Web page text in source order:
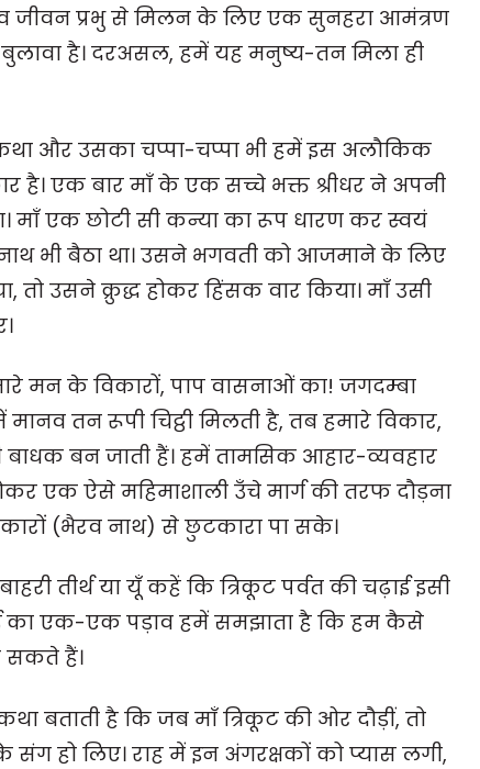
जीवन प्रभु से मिलन के लिए एक सुनहरा आमंत्रण
है। दरअसल, हमें यह मनुष्य-तन मिला ही
कथा और उसका चप्पा-चप्पा भी हमें इस अलौकिक
है। एक बार माँ के एक सच्चे भक्त श्रीधर ने अपनी
माँ एक छोटी सी कन्या का रूप धारण कर स्वयं
भी बैठा था। उसने भगवती को आजमाने के लिए
तो उसने क्रुद्ध होकर हिंसक वार किया। माँ उसी
मन के विकारों, पाप वासनाओं का! जगदम्बा
तन रूपी चिट्ठी मिलती है, तब हमारे विकार,
बाधक बन जाती हैं। हमें तामसिक आहार-व्यवहार
एक ऐसे महिमाशाली उँचे मार्ग की तरफ दौड़ना
(भैरव नाथ) से छुटकारा पा सके।
तीर्थ या यूँ कहें कि त्रिकूट पर्वत की चढ़ाई इसी
का एक-एक पड़ाव हमें समझाता है कि हम कैसे
सकते हैं।
बताती है कि जब माँ त्रिकूट की ओर दौड़ीं, तो
हो लिए। राह में इन अंगरक्षकों को प्यास लगी,